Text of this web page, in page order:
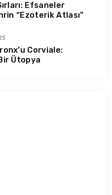
Efsaneler
“Ezoterik Atlası”
Corviale:
Ütopya